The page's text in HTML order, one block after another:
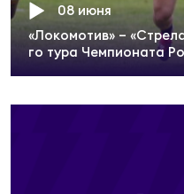
«Локомотив» –
го тура Чемпионата
08 июня